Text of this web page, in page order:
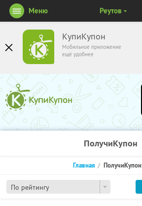
КупиКупон
Мобильное приложение
ещё удобнее
Меню Реутов
ПолучиКупон
По рейтингу
Главная ПолучиКупон